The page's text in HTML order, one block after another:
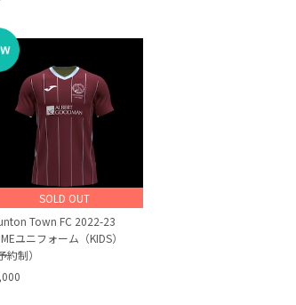
SOLD OUT
Town FC 2022-23
ユニフォーム（KIDS）
約制）